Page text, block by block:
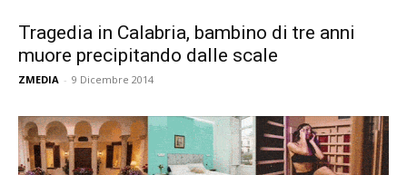
Tragedia in Calabria, bambino di tre anni
muore precipitando dalle scale
ZMEDIA - 9 Dicembre 2014